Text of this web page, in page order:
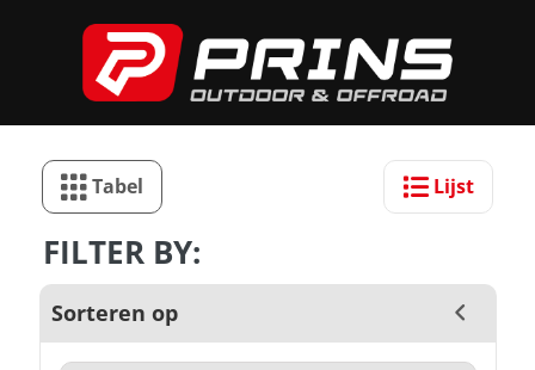
Tabel Lijst
FILTER BY:
Sorteren op